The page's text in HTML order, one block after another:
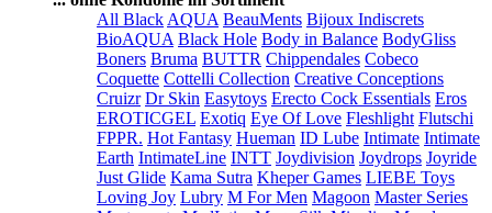
All Black AQUA BeauMents Bijoux Indiscrets
BioAQUA Black Hole Body in Balance BodyGliss
Boners Bruma BUTTR Chippendales Cobeco
Coquette Cottelli Collection Creative Conceptions
Cruizr Dr Skin Easytoys Erecto Cock Essentials Eros
EROTICGEL Exotiq Eye Of Love Fleshlight Flutschi
FPPR. Hot Fantasy Hueman ID Lube Intimate Intimate
Earth IntimateLine INTT Joydivision Joydrops Joyride
Just Glide Kama Sutra Kheper Games LIEBE Toys
Loving Joy Lubry M For Men Magoon Master Series